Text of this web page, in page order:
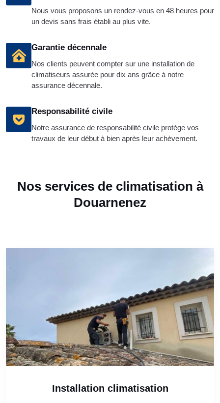
Nous vous proposons un rendez-vous en 48 heures pour
un devis sans frais établi au plus vite.
Garantie décennale
Nos clients peuvent compter sur une installation de
climatiseurs assurée pour dix ans grâce à notre
assurance décennale.
Responsabilité civile
Notre assurance de responsabilité civile protège vos
travaux de leur début à bien après leur achèvement.
Nos services de climatisation à
Douarnenez
Installation climatisation